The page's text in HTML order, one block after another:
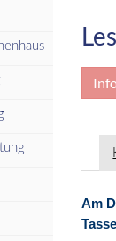
Am